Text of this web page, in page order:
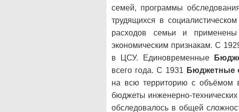
семей, программы
трудящихся в
расходов семьи и
экономическим признакам. С
в ЦСУ. Единовременные
всего года. С 1931 Бюджетные
на всю территорию с объёмом
бюджеты инженерно-
обследовалось в общей